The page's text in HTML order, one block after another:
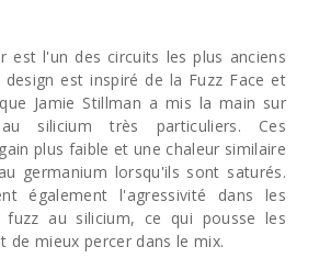
est l'un des circuits les plus anciens
design est inspiré de la Fuzz Face et
Jamie Stillman a mis la main sur
silicium très particuliers. Ces
plus faible et une chaleur similaire
germanium lorsqu'ils sont saturés.
également l'agressivité dans les
fuzz au silicium, ce qui pousse les
de mieux percer dans le mix.